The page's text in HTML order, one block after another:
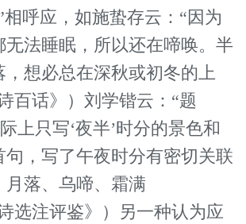
相呼应，如施蛰存云：“因为
无法睡眠，所以还在啼唤。半
，想必总在深秋或初冬的上
百话》）刘学锴云：“题
上只写‘夜半’时分的景色和
句，写了午夜时分有密切关联
月落、乌啼、霜满
选注评鉴》）另一种认为应